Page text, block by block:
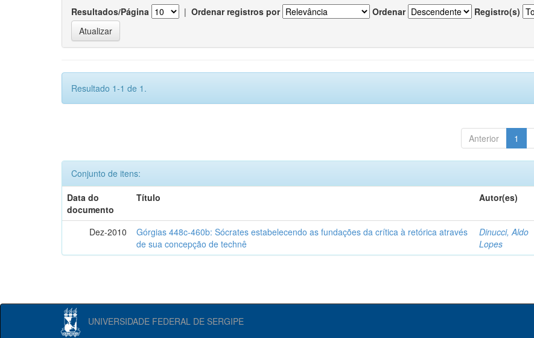
Resultados/Página | Ordenar registros por Ordenar Registro(s)
Resultado 1-1 de 1.
Anterior 1
Conjunto de itens:
Data do
documento
Título Autor(es)
Dez-2010
Górgias 448c-460b: Sócrates estabelecendo as fundações da crítica à retórica através
de sua concepção de technê
Dinucci, Aldo
Lopes
UNIVERSIDADE FEDERAL DE SERGIPE